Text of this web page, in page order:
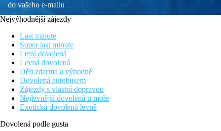
do vašeho e-mailu
Nejvýhodnější zájezdy
Last minute
Super last minute
Letní dovolená
Levná dovolená
Děti zdarma a výhodně
Dovolená autobusem
Zájezdy s vlastní dopravou
Nejlevnější dovolená u moře
Exotická dovolená levně
Dovolená podle gusta